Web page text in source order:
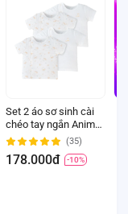
Set 2 áo sơ sinh cài
chéo tay ngắn Animo
Easy KV0724002 (3-
6M,Trắng-HT Chim
non)
(35)
178.000đ -10%